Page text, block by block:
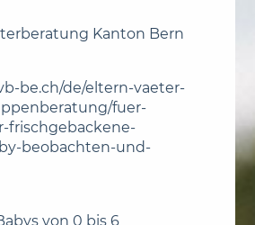
Kanton Bern
be.ch/de/eltern-vaeter-
fuer-
frischgebackene-
beobachten-und-
von 0 bis 6